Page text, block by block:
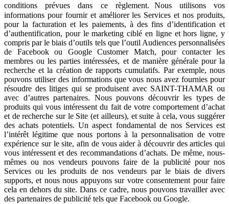
conditions prévues dans ce règlement. Nous utilisons vos
informations pour fournir et améliorer les Services et nos produits,
pour la facturation et les paiements, à des fins d’identification et
d’authentification, pour le marketing ciblé en ligne et hors ligne, y
compris par le biais d’outils tels que l’outil Audiences personnalisées
de Facebook ou Google Customer Match, pour contacter les
membres ou les parties intéressées, et de manière générale pour la
recherche et la création de rapports cumulatifs. Par exemple, nous
pouvons utiliser des informations que vous nous avez fournies pour
résoudre des litiges qui se produisent avec SAINT-THAMAR ou
avec d’autres partenaires. Nous pouvons découvrir les types de
produits qui vous intéressent du fait de votre comportement d’achat
et de recherche sur le Site (et ailleurs), et suite à cela, vous suggérer
des achats potentiels. Un aspect fondamental de nos Services est
l’intérêt légitime que nous portons à la personnalisation de votre
expérience sur le site, afin de vous aider à découvrir des articles qui
vous intéressent et des recommandations d’achats. De même, nous-
mêmes ou nos vendeurs pouvons faire de la publicité pour nos
Services ou les produits de nos vendeurs par le biais de divers
supports, et nous nous appuyons sur votre consentement pour faire
cela en dehors du site. Dans ce cadre, nous pouvons travailler avec
des partenaires de publicité tels que Facebook ou Google.